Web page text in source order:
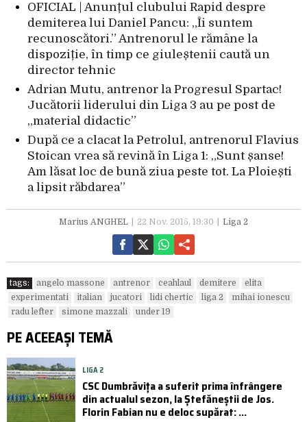
OFICIAL | Anunțul clubului Rapid despre
demiterea lui Daniel Pancu: „Îi suntem
recunoscători.” Antrenorul le rămâne la
dispoziție, în timp ce giuleștenii caută un
director tehnic
Adrian Mutu, antrenor la Progresul Spartac!
Jucătorii liderului din Liga 3 au pe post de
„material didactic”
După ce a clacat la Petrolul, antrenorul Flavius
Stoican vrea să revină în Liga 1: „Sunt șanse!
Am lăsat loc de bună ziua peste tot. La Ploiești
a lipsit răbdarea”
Marius ANGHEL 22 Nov. 2015, 19:30 Liga 2
tags: angelo massone antrenor ceahlaul demitere
elita
experimentati
italian jucatori lidi chertic liga 2
mihai ionescu
radu lefter
simone mazzali under 19
PE ACEEAȘI TEMĂ
LIGA 2
CSC Dumbrăvița a suferit prima înfrângere
din actualul sezon, la Ștefăneștii de Jos.
Florin Fabian nu e deloc supărat: ...